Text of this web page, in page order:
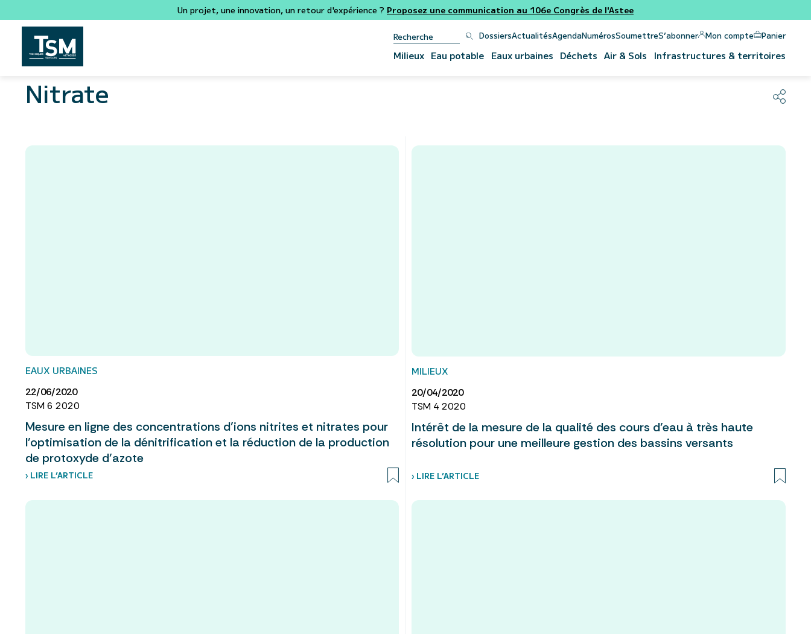
Un projet, une innovation, un retour d'expérience ? Proposez une communication au 106e Congrès de l'Astee
DossiersActualitésAgendaNumérosSoumettreS’abonner Mon compte Panier
Milieux Eau potable Eaux urbaines Déchets Air & Sols Infrastructures & territoires
Nitrate
EAUX URBAINES
22/06/2020
TSM 6 2020
Mesure en ligne des concentrations d’ions nitrites et nitrates pour
l’optimisation de la dénitrification et la réduction de la production
de protoxyde d’azote
› LIRE L’ARTICLE
MILIEUX
20/04/2020
TSM 4 2020
Intérêt de la mesure de la qualité des cours d’eau à très haute
résolution pour une meilleure gestion des bassins versants
› LIRE L’ARTICLE